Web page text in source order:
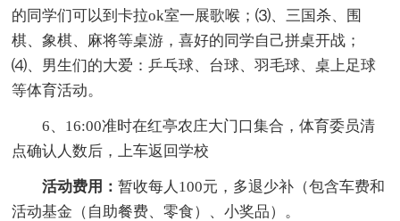
的同学们可以到卡拉ok室一展歌喉；⑶、三国杀、围
棋、象棋、麻将等桌游，喜好的同学自己拼桌开战；
⑷、男生们的大爱：乒乓球、台球、羽毛球、桌上足球
等体育活动。
6、16:00准时在红亭农庄大门口集合，体育委员清
点确认人数后，上车返回学校
活动费用：暂收每人100元，多退少补（包含车费和
活动基金（自助餐费、零食）、小奖品）。